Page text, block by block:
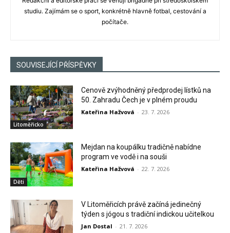
studiu. Zajímám se o sport, konkrétně hlavně fotbal, cestování a
počítače.
SOUVISEJÍCÍ PŘÍSPĚVKY
Litoměřicko
Cenově zvýhodněný předprodej lístků na
50. Zahradu Čech je v plném proudu
Kateřina Hažvová - 23. 7. 2026
Děti
Mejdan na koupálku tradičně nabídne
program ve vodě i na souši
Kateřina Hažvová - 22. 7. 2026
V Litoměřicích právě začíná jedinečný
týden s jógou s tradiční indickou učitelkou
Jan Dostal - 21. 7. 2026